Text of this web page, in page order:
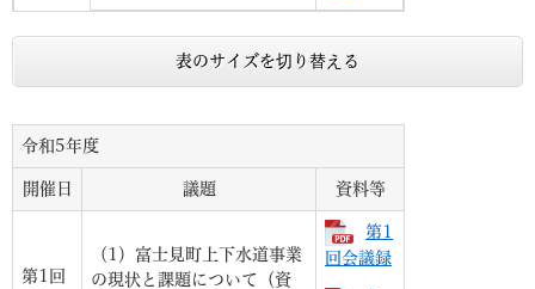
表のサイズを切り替える
令和5年度
開催日 議題 資料等
第1回
（1）富士見町上下水道事業
の現状と課題について（資
第1
回会議録